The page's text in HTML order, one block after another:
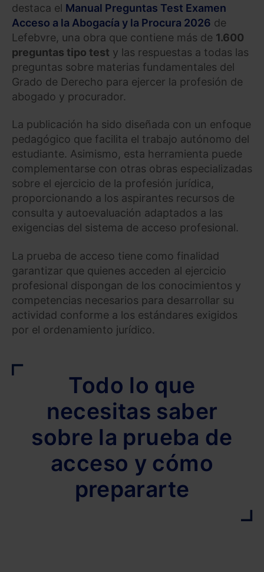
destaca el Manual Preguntas Test Examen
Acceso a la Abogacía y la Procura 2026 de
Lefebvre, una obra que contiene más de 1.600
preguntas tipo test y las respuestas a todas las
preguntas sobre materias fundamentales del
Grado de Derecho para ejercer la profesión de
abogado y procurador.
La publicación ha sido diseñada con un enfoque
pedagógico que facilita el trabajo autónomo del
estudiante. Asimismo, esta herramienta puede
complementarse con otras obras especializadas
sobre el ejercicio de la profesión jurídica,
proporcionando a los aspirantes recursos de
consulta y autoevaluación adaptados a las
exigencias del sistema de acceso profesional.
La prueba de acceso tiene como finalidad
garantizar que quienes acceden al ejercicio
profesional dispongan de los conocimientos y
competencias necesarios para desarrollar su
actividad conforme a los estándares exigidos
por el ordenamiento jurídico.
Todo lo que
necesitas saber
sobre la prueba de
acceso y cómo
prepararte